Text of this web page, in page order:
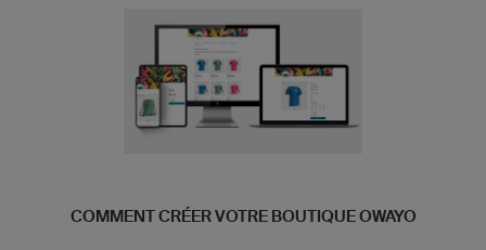
COMMENT CRÉER VOTRE BOUTIQUE OWAYO